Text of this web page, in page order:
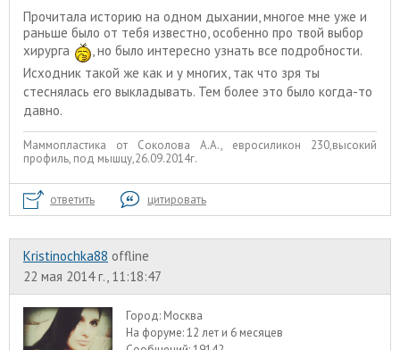
Прочитала историю на одном дыхании, многое мне уже и
раньше было от тебя известно, особенно про твой выбор
хирурга
, но было интересно узнать все подробности.
Исходник такой же как и у многих, так что зря ты
стеснялась его выкладывать. Тем более это было когда-то
давно.
Маммопластика от Соколова А.А., евросиликон 230,высокий
профиль, под мышцу,26.09.2014г.
ответить цитировать
Kristinochka88 offline
22 мая 2014 г., 11:18:47
Город: Москва
На форуме:12 лет и 6 месяцев